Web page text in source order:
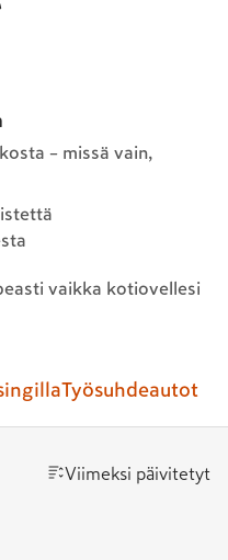
– missä vain,
vaikka kotiovellesi
Työsuhdeautot
Viimeksi päivitetyt